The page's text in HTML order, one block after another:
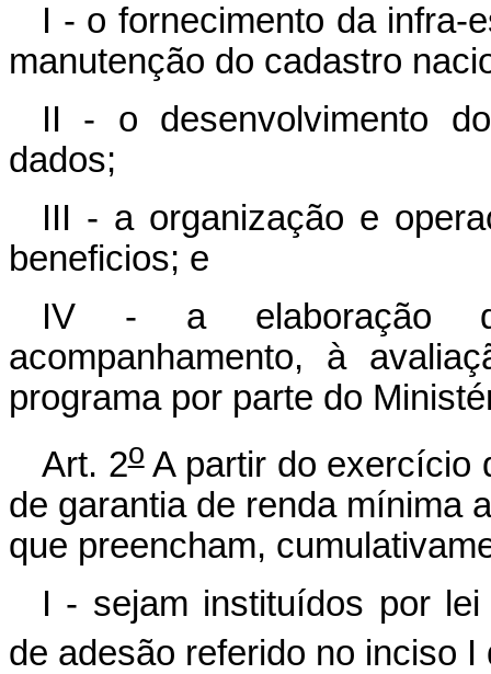
I - o fornecimento da infra-
manutenção do cadastro
II - o desenvolvimento
dados;
III - a organização e
beneficios; e
IV - a elaboração
acompanhamento, à
programa por parte do
Art. 2oA partir do exercício
de garantia de renda mínima
que preencham,
I - sejam instituídos por
de adesão referido no inciso I